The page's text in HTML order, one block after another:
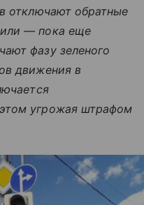
отключают обратные
— пока еще
фазу зеленого
движения в
угрожая штрафом